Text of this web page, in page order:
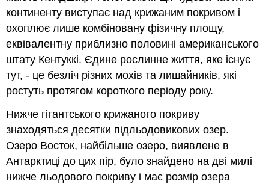
континенту виступає над крижаним покривом і
охоплює лише комбіновану фізичну площу,
еквівалентну приблизно половині американського
штату Кентуккі. Єдине рослинне життя, яке існує
тут, - це безліч різних мохів та лишайників, які
ростуть протягом короткого періоду року.
Нижче гігантського крижаного покриву
знаходяться десятки підльодовикових озер.
Озеро Восток, найбільше озеро, виявлене в
Антарктиці до цих пір, було знайдено на дві милі
нижче льодового покриву і має розмір озера